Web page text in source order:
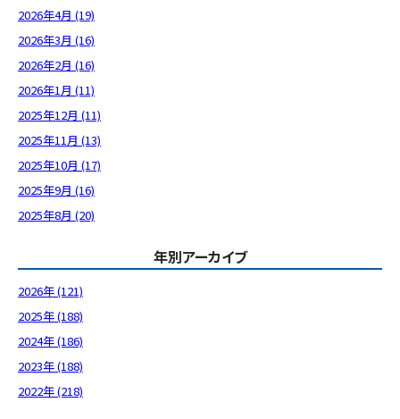
2026年4月 (19)
2026年3月 (16)
2026年2月 (16)
2026年1月 (11)
2025年12月 (11)
2025年11月 (13)
2025年10月 (17)
2025年9月 (16)
2025年8月 (20)
年別アーカイブ
2026年 (121)
2025年 (188)
2024年 (186)
2023年 (188)
2022年 (218)